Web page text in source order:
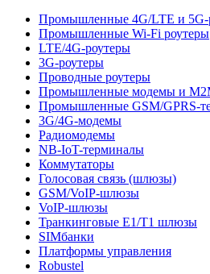
Промышленные 4G/LTE и 5G-
Промышленные Wi-Fi роутеры
LTE/4G-роутеры
3G-роутеры
Проводные роутеры
Промышленные модемы и
Промышленные GSM/GPRS-
3G/4G-модемы
Радиомодемы
NB-IoT-терминалы
Коммутаторы
Голосовая связь (шлюзы)
GSM/VoIP-шлюзы
VoIP-шлюзы
Транкинговые E1/T1 шлюзы
SIMбанки
Платформы управления
Robustel